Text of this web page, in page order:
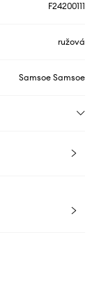
F24200111
ružová
Samsoe Samsoe